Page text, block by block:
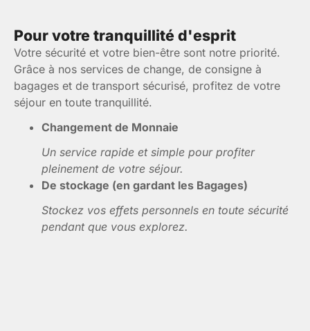
Pour votre tranquillité d'esprit
Votre sécurité et votre bien-être sont notre priorité.
Grâce à nos services de change, de consigne à
bagages et de transport sécurisé, profitez de votre
séjour en toute tranquillité.
Changement de Monnaie
Un service rapide et simple pour profiter
pleinement de votre séjour.
De stockage (en gardant les Bagages)
Stockez vos effets personnels en toute sécurité
pendant que vous explorez.